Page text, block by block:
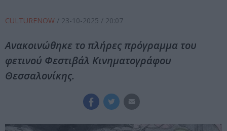
CULTURENOW / 23-10-2025 / 20:07
Ανακοινώθηκε το πλήρες πρόγραμμα του
φετινού Φεστιβάλ Κινηματογράφου
Θεσσαλονίκης.